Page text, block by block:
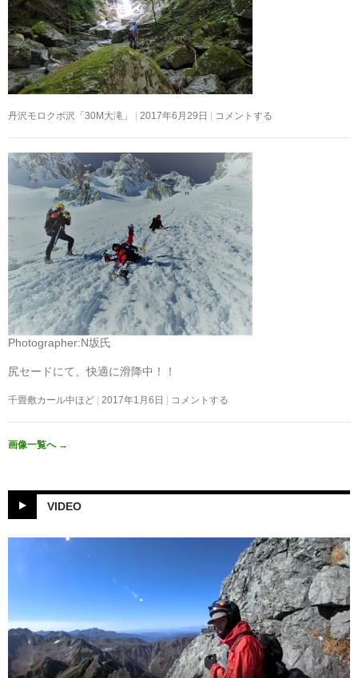
丹沢モロクボ沢「30M大滝」 2017年6月29日 コメントする
Photographer:N坂氏
尻セードにて、快適に滑降中！！
千畳敷カール中ほど 2017年1月6日 コメントする
画像一覧へ →
VIDEO